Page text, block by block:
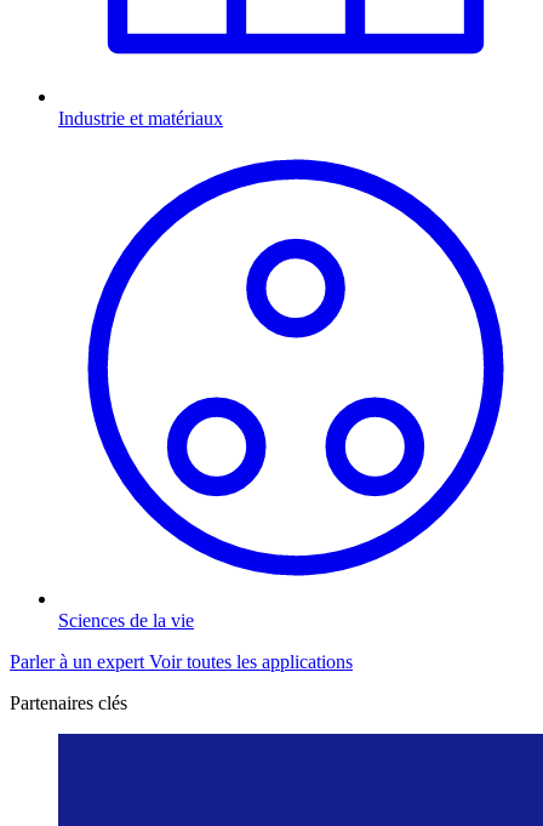
Industrie et matériaux
Sciences de la vie
Parler à un expert Voir toutes les applications
Partenaires clés